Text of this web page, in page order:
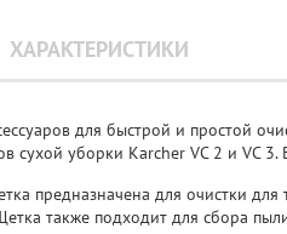
ХАРАКТЕРИСТИКИ
для быстрой и простой
сухой уборки Karcher VC 2 и VC 3.
предназначена для очистки
также подходит для сбора